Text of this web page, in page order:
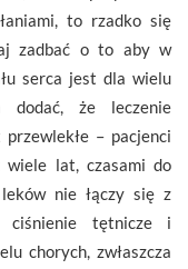
to rzadko się
zadbać o to aby w
serca jest dla wielu
że leczenie
– pacjenci
wiele lat, czasami do
nie łączy się z
ciśnienie tętnicze i
chorych, zwłaszcza